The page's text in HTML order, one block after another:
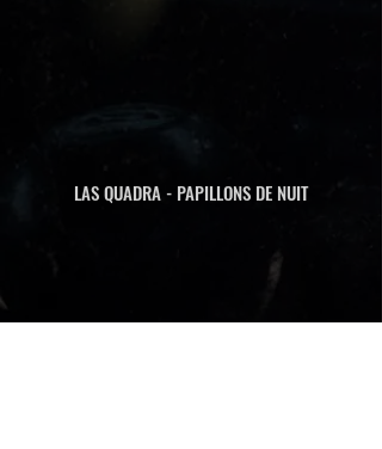
LAS QUADRA - PAPILLONS DE NUIT